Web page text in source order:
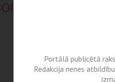
Portālā publicētā
Redakcija nenes